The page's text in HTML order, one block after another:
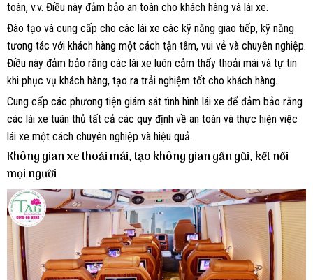
toàn, v.v. Điều này đảm bảo an toàn cho khách hàng và lái xe.
Đào tạo và cung cấp cho các lái xe các kỹ năng giao tiếp, kỹ năng
tương tác với khách hàng một cách tận tâm, vui vẻ và chuyên nghiệp.
Điều này đảm bảo rằng các lái xe luôn cảm thấy thoải mái và tự tin
khi phục vụ khách hàng, tạo ra trải nghiệm tốt cho khách hàng.
Cung cấp các phương tiện giám sát tình hình lái xe để đảm bảo rằng
các lái xe tuân thủ tất cả các quy định về an toàn và thực hiện việc
lái xe một cách chuyên nghiệp và hiệu quả.
Không gian xe thoải mái, tạo không gian gần gũi, kết nối
mọi người